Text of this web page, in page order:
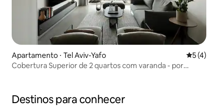
Apartamento ⋅ Tel Aviv-Yafo 5 de
5 (4)
Cobertura Superior de 2 quartos com varanda - por
Destinos para conhecer